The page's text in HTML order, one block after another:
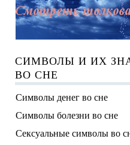
СИМВОЛЫ И ИХ
ВО СНЕ
Символы денег во сне
Символы болезни во сне
Сексуальные символы во